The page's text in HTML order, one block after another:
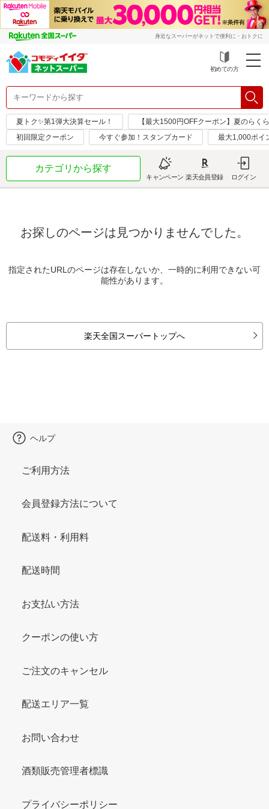
身近なスーパーがネットで便利に・おトクに
初めての方
夏トク✨第1弾大決算セール！
【最大1500円OFFクーポン】夏のらく
初回限定クーポン
今すぐ参加！スタンプカード 最大1,000ポイ
カテゴリから探す
キャンペーン 楽天会員登録 ログイン
お探しのページは見つかりませんでした。
指定されたURLのページは存在しないか、一時的に利用できない可
能性があります。
楽天全国スーパートップへ
ヘルプ
ご利用方法
会員登録方法について
配送料・利用料
配送時間
お支払い方法
クーポンの使い方
ご注文のキャンセル
配送エリア一覧
お問い合わせ
酒類販売管理者標識
プライバシーポリシー